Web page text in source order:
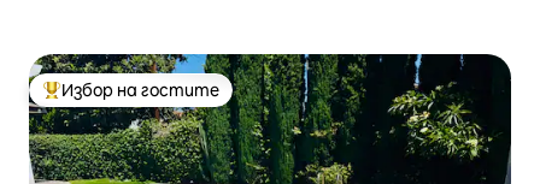
Най-популярен избор на гостите
Избор на гостите